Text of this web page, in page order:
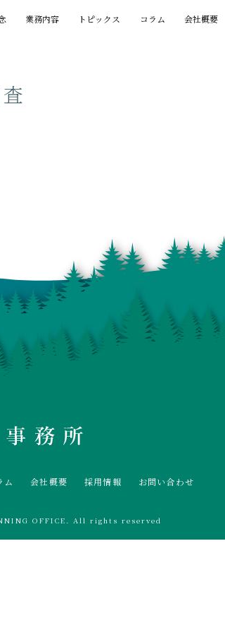
業務内容
トピックス コラム 会社概要
ム 会社概要 採用情報 お問い合わせ
OFFICE. All rights reserved